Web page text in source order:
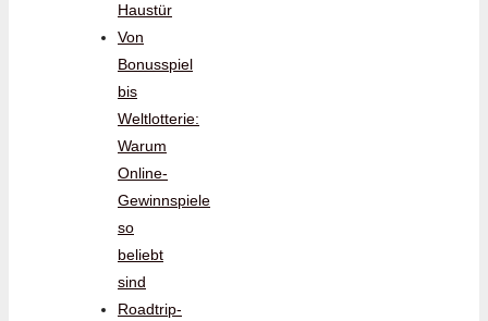
Haustür
Von
Bonusspiel
bis
Weltlotterie:
Warum
Online-
Gewinnspiele
so
beliebt
sind
Roadtrip-